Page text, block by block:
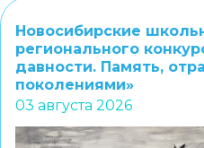
Новосибирские
регионального
давности. Память,
поколениями»
03 августа 2026